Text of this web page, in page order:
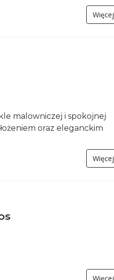
Więcej
malowniczej i spokojnej
oraz eleganckim
Więcej